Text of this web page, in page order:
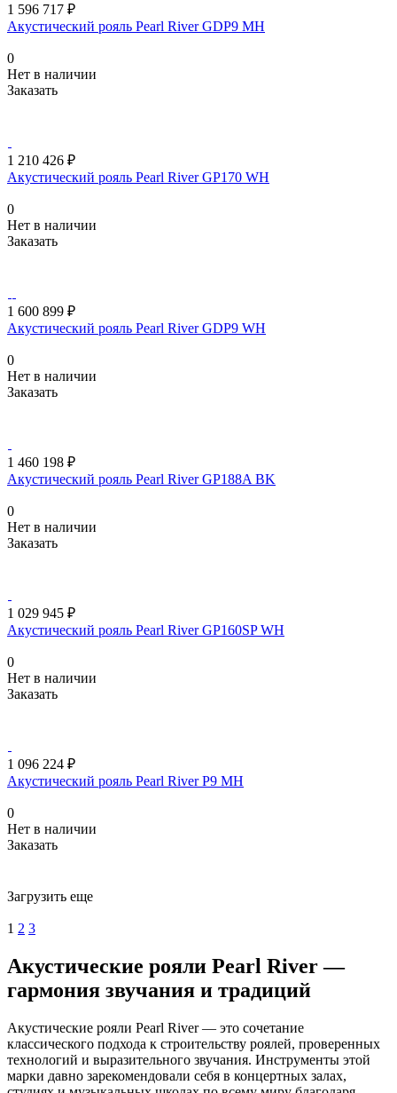
1 596 717 ₽
Акустический рояль Pearl River GDP9 MH
0
Нет в наличии
Заказать
1 210 426 ₽
Акустический рояль Pearl River GP170 WH
0
Нет в наличии
Заказать
1 600 899 ₽
Акустический рояль Pearl River GDP9 WH
0
Нет в наличии
Заказать
1 460 198 ₽
Акустический рояль Pearl River GP188A BK
0
Нет в наличии
Заказать
1 029 945 ₽
Акустический рояль Pearl River GP160SP WH
0
Нет в наличии
Заказать
1 096 224 ₽
Акустический рояль Pearl River P9 MH
0
Нет в наличии
Заказать
Загрузить еще
1 2 3
Акустические рояли Pearl River —
гармония звучания и традиций
Акустические рояли Pearl River — это сочетание
классического подхода к строительству роялей, проверенных
технологий и выразительного звучания. Инструменты этой
марки давно зарекомендовали себя в концертных залах,